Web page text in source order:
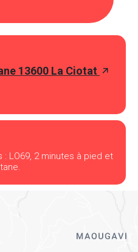
13600 La Ciotat
LO69, 2 minutes à pied et